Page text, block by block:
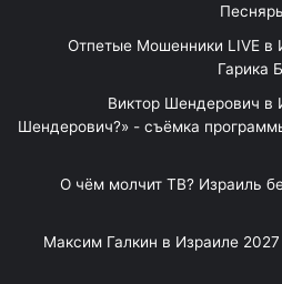
Отпетые Мошенники LIVE в
Гарика
Виктор Шендерович в
Шендерович?» - съёмка
«О чём молчит ТВ? Израиль
Максим Галкин в Израиле